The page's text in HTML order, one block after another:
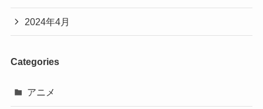
2024年4月
Categories
アニメ